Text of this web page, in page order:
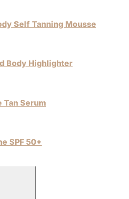
Self Tanning Mousse
Body Highlighter
Tan Serum
SPF 50+